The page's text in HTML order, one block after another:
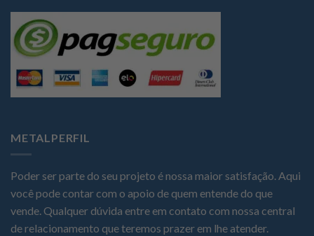
METALPERFIL
Poder ser parte do seu projeto é nossa maior satisfação. Aqui
você pode contar com o apoio de quem entende do que
vende. Qualquer dúvida entre em contato com nossa central
de relacionamento que teremos prazer em lhe atender.